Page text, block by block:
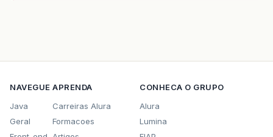
NAVEGUE
Java
Geral
APRENDA
Carreiras Alura
Formacoes
CONHECA O GRUPO
Alura
Lumina